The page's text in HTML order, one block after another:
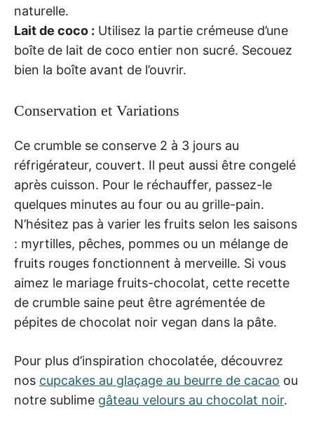
naturelle.
Lait de coco : Utilisez la partie crémeuse d’une
boîte de lait de coco entier non sucré. Secouez
bien la boîte avant de l’ouvrir.
Conservation et Variations
Ce crumble se conserve 2 à 3 jours au
réfrigérateur, couvert. Il peut aussi être congelé
après cuisson. Pour le réchauffer, passez-le
quelques minutes au four ou au grille-pain.
N’hésitez pas à varier les fruits selon les saisons
: myrtilles, pêches, pommes ou un mélange de
fruits rouges fonctionnent à merveille. Si vous
aimez le mariage fruits-chocolat, cette recette
de crumble saine peut être agrémentée de
pépites de chocolat noir vegan dans la pâte.
Pour plus d’inspiration chocolatée, découvrez
nos cupcakes au glaçage au beurre de cacao ou
notre sublime gâteau velours au chocolat noir.